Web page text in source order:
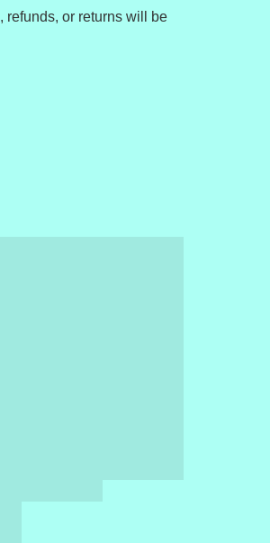
refunds, or returns will be